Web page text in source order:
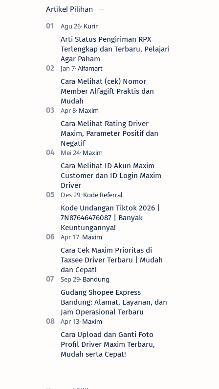
Artikel Pilihan
Arti Status Pengiriman RPX
Terlengkap dan Terbaru, Pelajari
Agar Paham
Cara Melihat (cek) Nomor
Member Alfagift Praktis dan
Mudah
Cara Melihat Rating Driver
Maxim, Parameter Positif dan
Negatif
Cara Melihat ID Akun Maxim
Customer dan ID Login Maxim
Driver
Kode Undangan Tiktok 2026 |
7N87646476087 | Banyak
Keuntungannya!
Cara Cek Maxim Prioritas di
Taxsee Driver Terbaru | Mudah
dan Cepat!
Gudang Shopee Express
Bandung: Alamat, Layanan, dan
Jam Operasional Terbaru
Cara Upload dan Ganti Foto
Profil Driver Maxim Terbaru,
Mudah serta Cepat!